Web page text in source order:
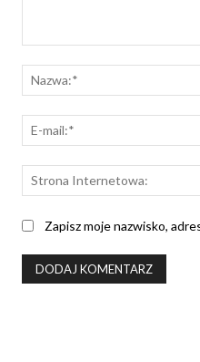
Zapisz moje nazwisko,